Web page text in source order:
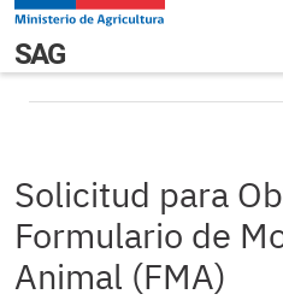
Pasar al contenido principal
Navegación
SAGSolicitud para Obtener
(FMA)
Solicitud para
Formulario de
Animal (FMA)